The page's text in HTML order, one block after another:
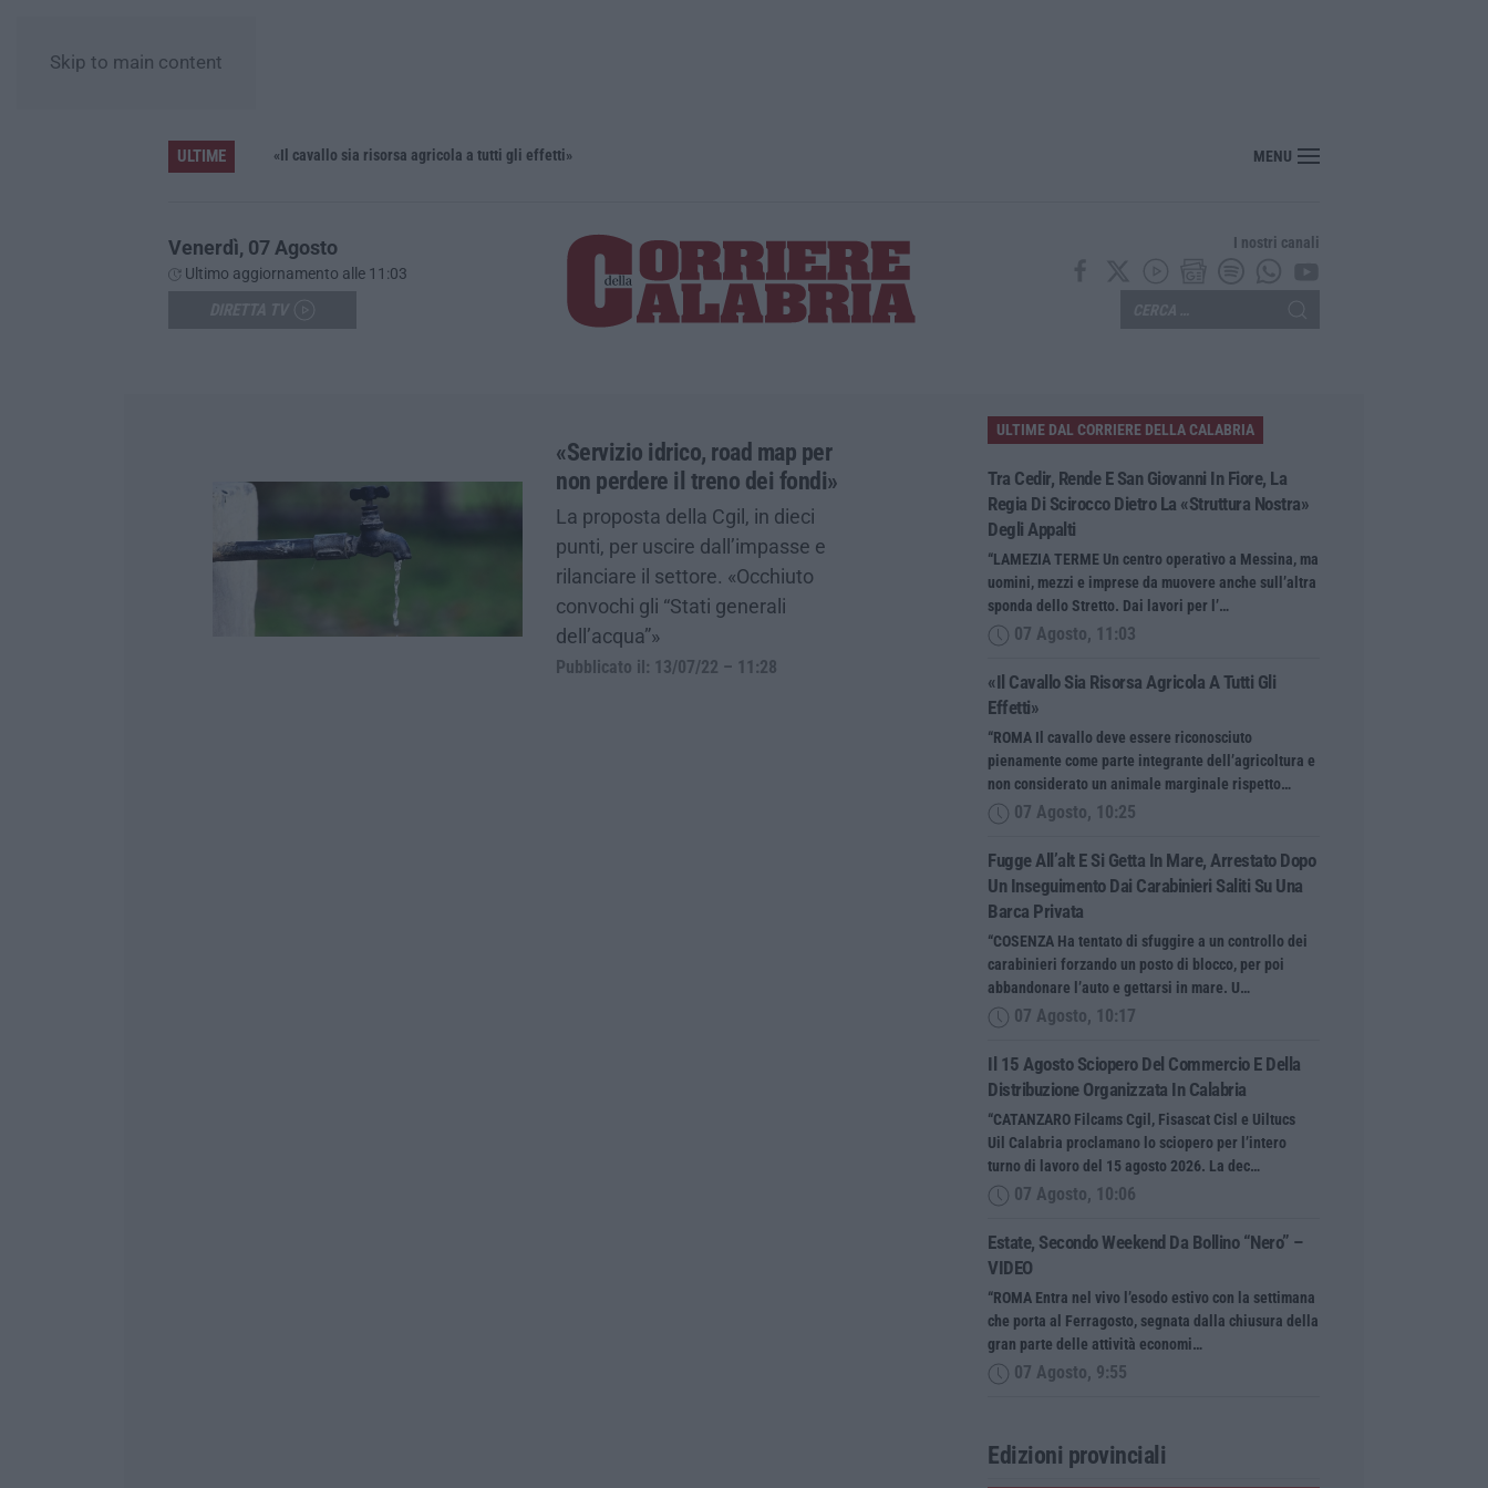
Skip to main content
ULTIME
Tra Cedir, Rende e San Giovanni in Fiore, la regia di Scirocco dietro la «struttura nostra» degli appalti «Il cavallo sia risorsa agricola a tutti gli effetti» MENU
Venerdì, 07 Agosto
Ultimo aggiornamento alle 11:03
I nostri canali
«Servizio idrico, road map per
non perdere il treno dei fondi»
La proposta della Cgil, in dieci
punti, per uscire dall’impasse e
rilanciare il settore. «Occhiuto
convochi gli “Stati generali
dell’acqua”»
Pubblicato il: 13/07/22 – 11:28
ULTIME DAL CORRIERE DELLA CALABRIA
Tra Cedir, Rende E San Giovanni In Fiore, La
Regia Di Scirocco Dietro La «struttura Nostra»
Degli Appalti
“LAMEZIA TERME Un centro operativo a Messina, ma
uomini, mezzi e imprese da muovere anche sull’altra
sponda dello Stretto. Dai lavori per l’…
07 Agosto, 11:03
«Il Cavallo Sia Risorsa Agricola A Tutti Gli
Effetti»
“ROMA Il cavallo deve essere riconosciuto
pienamente come parte integrante dell’agricoltura e
non considerato un animale marginale rispetto…
07 Agosto, 10:25
Fugge All’alt E Si Getta In Mare, Arrestato Dopo
Un Inseguimento Dai Carabinieri Saliti Su Una
Barca Privata
“COSENZA Ha tentato di sfuggire a un controllo dei
carabinieri forzando un posto di blocco, per poi
abbandonare l’auto e gettarsi in mare. U…
07 Agosto, 10:17
Il 15 Agosto Sciopero Del Commercio E Della
Distribuzione Organizzata In Calabria
“CATANZARO Filcams Cgil, Fisascat Cisl e Uiltucs
Uil Calabria proclamano lo sciopero per l’intero
turno di lavoro del 15 agosto 2026. La dec…
07 Agosto, 10:06
Estate, Secondo Weekend Da Bollino “nero” –
VIDEO
“ROMA Entra nel vivo l’esodo estivo con la settimana
che porta al Ferragosto, segnata dalla chiusura della
gran parte delle attività economi…
07 Agosto, 9:55
Edizioni provinciali